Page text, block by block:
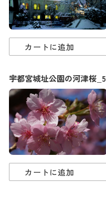
カートに追加
宇都宮城址公園の河津桜_5
カートに追加